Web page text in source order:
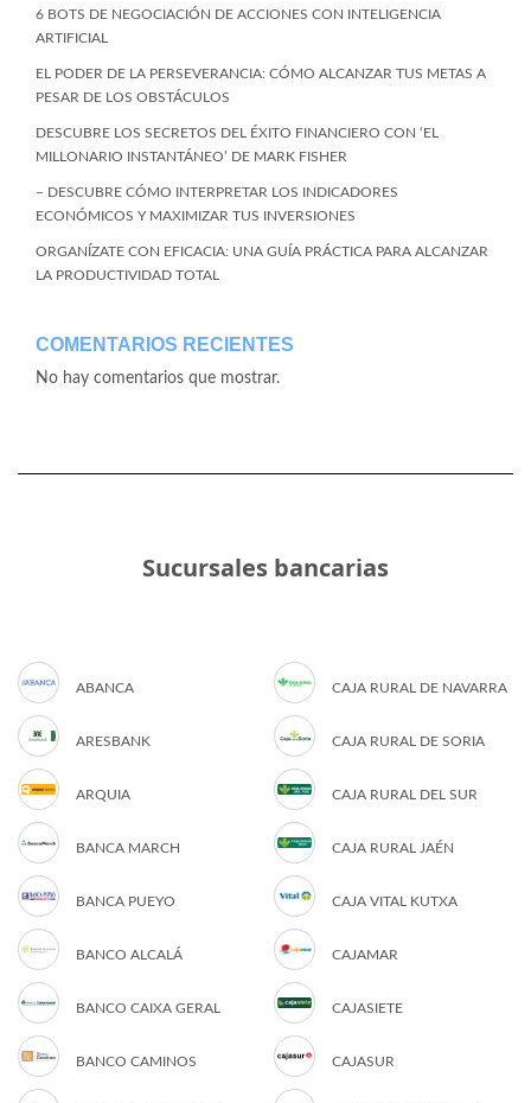
6 BOTS DE NEGOCIACIÓN DE ACCIONES CON INTELIGENCIA
ARTIFICIAL
EL PODER DE LA PERSEVERANCIA: CÓMO ALCANZAR TUS METAS A
PESAR DE LOS OBSTÁCULOS
DESCUBRE LOS SECRETOS DEL ÉXITO FINANCIERO CON ‘EL
MILLONARIO INSTANTÁNEO’ DE MARK FISHER
– DESCUBRE CÓMO INTERPRETAR LOS INDICADORES
ECONÓMICOS Y MAXIMIZAR TUS INVERSIONES
ORGANÍZATE CON EFICACIA: UNA GUÍA PRÁCTICA PARA ALCANZAR
LA PRODUCTIVIDAD TOTAL
COMENTARIOS RECIENTES
No hay comentarios que mostrar.
Sucursales bancarias
ABANCA
ARESBANK
ARQUIA
BANCA MARCH
BANCA PUEYO
BANCO ALCALÁ
BANCO CAIXA GERAL
BANCO CAMINOS
CAJA RURAL DE NAVARRA
CAJA RURAL DE SORIA
CAJA RURAL DEL SUR
CAJA RURAL JAÉN
CAJA VITAL KUTXA
CAJAMAR
CAJASIETE
CAJASUR